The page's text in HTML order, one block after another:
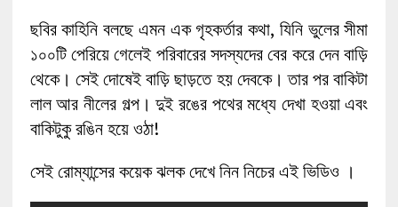
ছবির কাহিনি বলছে এমন এক গৃহকর্তার কথা, যিনি ভুলের সীমা
১০০টি পেরিয়ে গেলেই পরিবারের সদস্যদের বের করে দেন বাড়ি
থেকে। সেই দোষেই বাড়ি ছাড়তে হয় দেবকে। তার পর বাকিটা
লাল আর নীলের গল্প। দুই রঙের পথের মধ্যে দেখা হওয়া এবং
বাকিটুকু রঙিন হয়ে ওঠা!
সেই রোম্যান্সের কয়েক ঝলক দেখে নিন নিচের এই ভিডিও ।